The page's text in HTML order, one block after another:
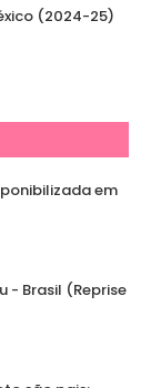
(2024-25)
em
- Brasil (Reprise